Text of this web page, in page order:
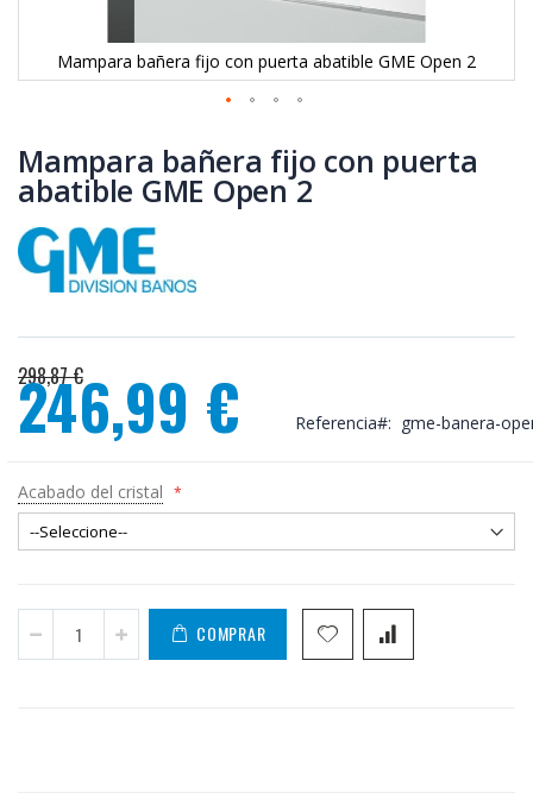
Mampara bañera fijo con puerta abatible GME Open 2
al
comienzo
de
galería
de
imágenes
Mampara bañera fijo con puerta
abatible GME Open 2
298,87 €
Precio
especial
246,99 € Referencia gme-banera-
Acabado del cristal
COMPRAR